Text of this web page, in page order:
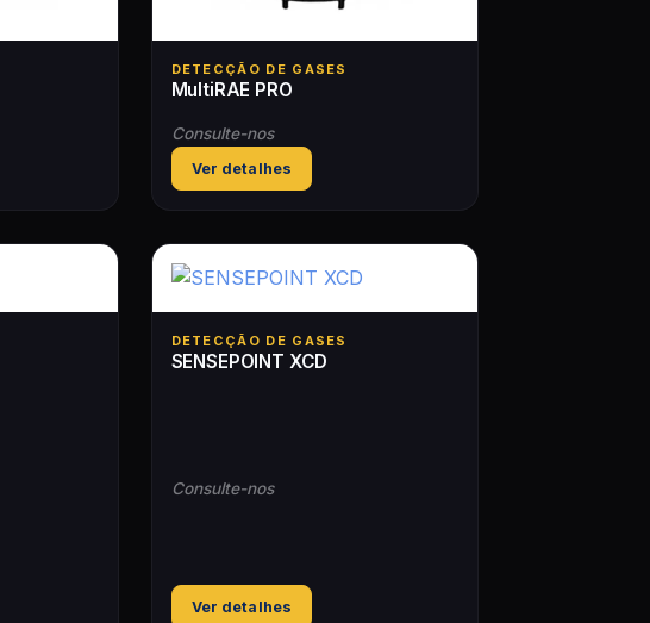
DETECÇÃO DE GASES
MultiRAE PRO
Consulte-nos
Ver detalhes
DETECÇÃO DE GASES
SENSEPOINT XCD
Consulte-nos
Ver detalhes